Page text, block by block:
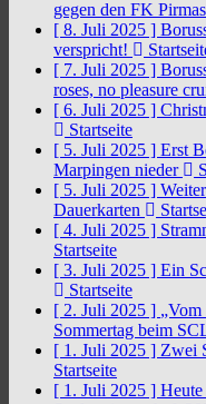
gegen den FK
[ 8. Juli 2025 ]
verspricht!
[ 7. Juli 2025 ]
roses, no pleasure
[ 6. Juli 2025 ]
Startseite
[ 5. Juli 2025 ] Erst
Marpingen nieder
[ 5. Juli 2025 ]
Dauerkarten
[ 4. Juli 2025 ]
Startseite
[ 3. Juli 2025 ] Ein
Startseite
[ 2. Juli 2025 ]
Sommertag beim
[ 1. Juli 2025 ] Zwei
Startseite
[ 1. Juli 2025 ] Heute